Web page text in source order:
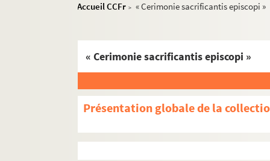
Accueil CCFr > « Cerimonie sacrificantis episcopi »
« Cerimonie sacrificantis episcopi »
Présentation globale de la